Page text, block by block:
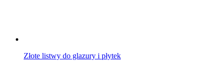
Złote listwy do glazury i płytek